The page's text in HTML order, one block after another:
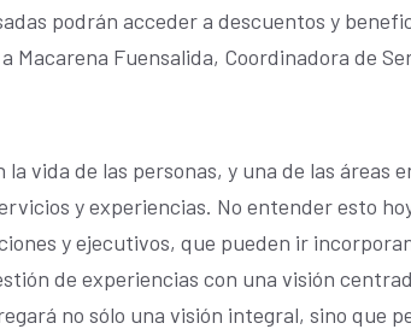
podrán acceder a descuentos y
Macarena Fuensalida, Coordinadora de
vida de las personas, y una de las áreas
y experiencias. No entender esto
y ejecutivos, que pueden ir
de experiencias con una visión
no sólo una visión integral, sino que